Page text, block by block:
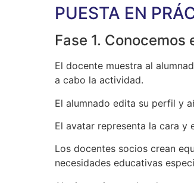
PUESTA EN
Fase 1.
El docente muestra al
a cabo la actividad.
El alumnado edita su perfil y
El avatar representa la cara y
Los docentes socios crean
necesidades educativas